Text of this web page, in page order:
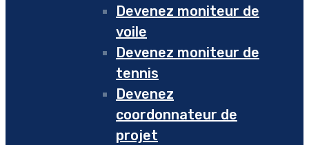
Devenez moniteur de
voile
Devenez moniteur de
tennis
Devenez
coordonnateur de
projet